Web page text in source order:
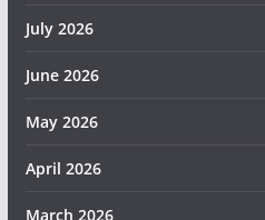
July 2026
June 2026
May 2026
April 2026
March 2026